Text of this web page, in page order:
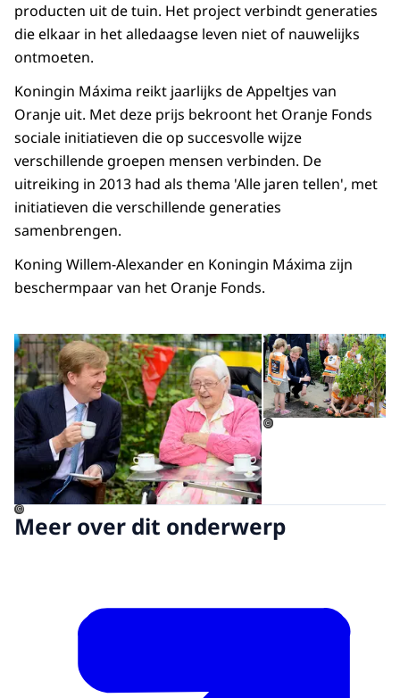
producten uit de tuin. Het project verbindt generaties
die elkaar in het alledaagse leven niet of nauwelijks
ontmoeten.
Koningin Máxima reikt jaarlijks de Appeltjes van
Oranje uit. Met deze prijs bekroont het Oranje Fonds
sociale initiatieven die op succesvolle wijze
verschillende groepen mensen verbinden. De
uitreiking in 2013 had als thema 'Alle jaren tellen', met
initiatieven die verschillende generaties
samenbrengen.
Koning Willem-Alexander en Koningin Máxima zijn
beschermpaar van het Oranje Fonds.
Open de galerij in vergrote
©
©
Meer over dit onderwerp